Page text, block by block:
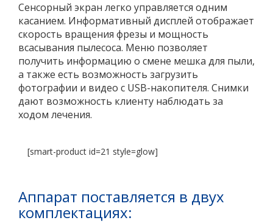
Сенсорный экран легко управляется одним
касанием. Информативный дисплей отображает
скорость вращения фрезы и мощность
всасывания пылесоса. Меню позволяет
получить информацию о смене мешка для пыли,
а также есть возможность загрузить
фотографии и видео с USB-накопителя. Снимки
дают возможность клиенту наблюдать за
ходом лечения.
[smart-product id=21 style=glow]
Аппарат поставляется в двух
комплектациях: